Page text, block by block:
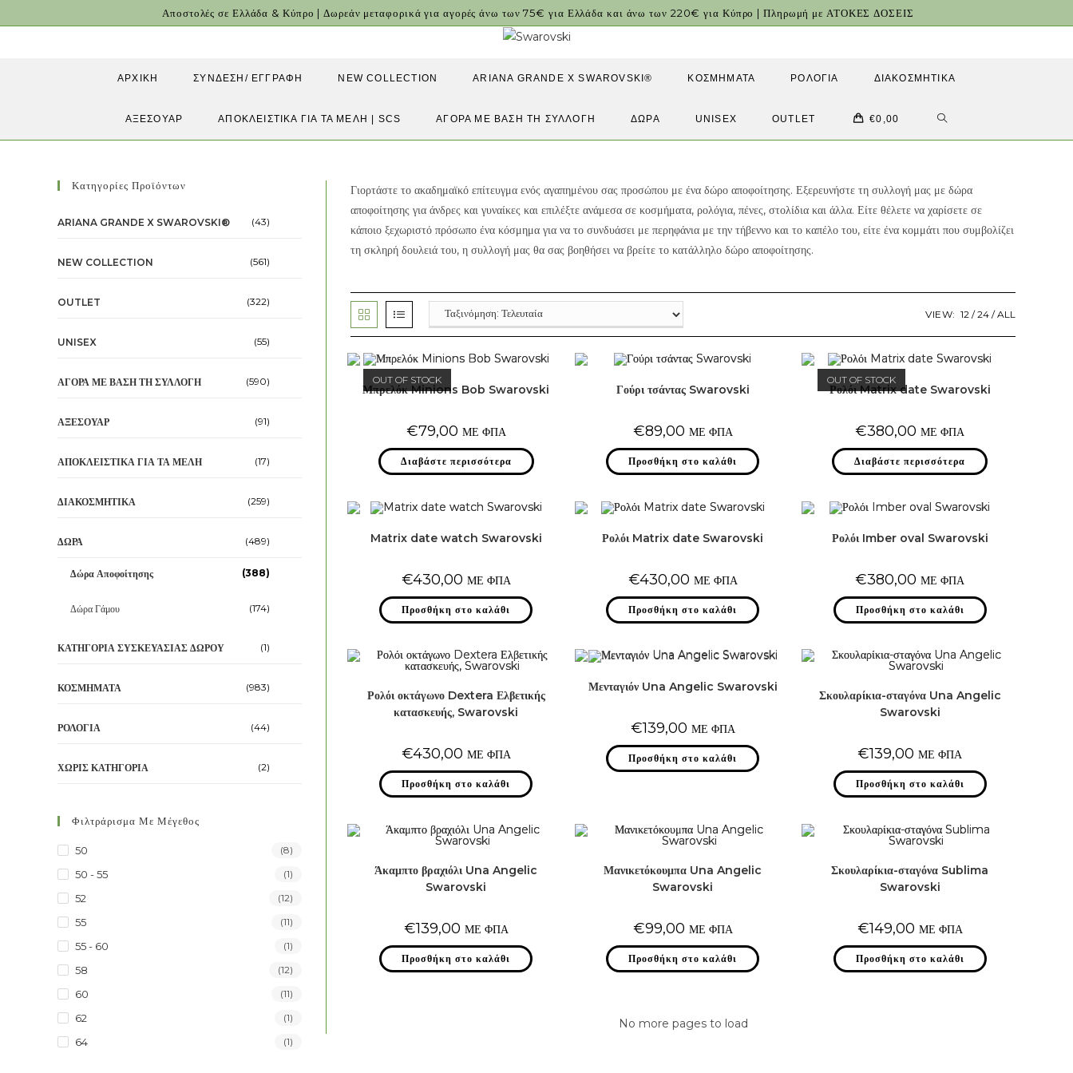
to
Αποστολές σε Ελλάδα & Κύπρο | Δωρεάν μεταφορικά για αγορές άνω των 75€ για Ελλάδα και άνω των 220€ για Κύπρο | Πληρωμή με ΑΤΟΚΕΣ ΔΟΣΕΙΣ
ΑΡΧΙΚΉ ΣΎΝΔΕΣΗ/ ΕΓΓΡΑΦΉ NEW COLLECTION ARIANA GRANDE X SWAROVSKI® ΚΟΣΜΉΜΑΤΑ ΡΟΛΌΓΙΑ ΔΙΑΚΟΣΜΗΤΙΚΆ
ΑΞΕΣΟΥΆΡ ΑΠΟΚΛΕΙΣΤΙΚΑ ΓΙΑ ΤΑ ΜΕΛΗ | SCS ΑΓΟΡΆ ΜΕ ΒΆΣΗ ΤΗ ΣΥΛΛΟΓΉ ΔΏΡΑ UNISEX OUTLET €0,00 TOGGLE
SEARCH
Γιορτάστε το ακαδημαϊκό επίτευγμα ενός αγαπημένου σας προσώπου με ένα δώρο αποφοίτησης. Εξερευνήστε τη συλλογή μας με δώρα
αποφοίτησης για άνδρες και γυναίκες και επιλέξτε ανάμεσα σε κοσμήματα, ρολόγια, πένες, στολίδια και άλλα. Είτε θέλετε να χαρίσετε σε
κάποιο ξεχωριστό πρόσωπο ένα κόσμημα για να το συνδυάσει με περηφάνια με την τήβεννο και το καπέλο του, είτε ένα κομμάτι που συμβολίζει
τη σκληρή δουλειά του, η συλλογή μας θα σας βοηθήσει να βρείτε το κατάλληλο δώρο αποφοίτησης.
VIEW: 12 24 ALL
OUT OF STOCK
Μπρελόκ Minions Bob Swarovski
€79,00 ΜΕ ΦΠΑ
Διαβάστε περισσότερα
Γούρι τσάντας Swarovski
€89,00 ΜΕ ΦΠΑ
Προσθήκη στο καλάθι
OUT OF STOCK
Ρολόι Matrix date Swarovski
€380,00 ΜΕ ΦΠΑ
Διαβάστε περισσότερα
Matrix date watch Swarovski
€430,00 ΜΕ ΦΠΑ
Προσθήκη στο καλάθι
Ρολόι Matrix date Swarovski
€430,00 ΜΕ ΦΠΑ
Προσθήκη στο καλάθι
Ρολόι Imber oval Swarovski
€380,00 ΜΕ ΦΠΑ
Προσθήκη στο καλάθι
Ρολόι οκτάγωνο Dextera Ελβετικής
κατασκευής, Swarovski
€430,00 ΜΕ ΦΠΑ
Προσθήκη στο καλάθι
Μενταγιόν Una Angelic Swarovski
€139,00 ΜΕ ΦΠΑ
Προσθήκη στο καλάθι
Σκουλαρίκια-σταγόνα Una Angelic
Swarovski
€139,00 ΜΕ ΦΠΑ
Προσθήκη στο καλάθι
Άκαμπτο βραχιόλι Una Angelic
Swarovski
€139,00 ΜΕ ΦΠΑ
Προσθήκη στο καλάθι
Μανικετόκουμπα Una Angelic
Swarovski
€99,00 ΜΕ ΦΠΑ
Προσθήκη στο καλάθι
Σκουλαρίκια-σταγόνα Sublima
Swarovski
€149,00 ΜΕ ΦΠΑ
Προσθήκη στο καλάθι
No more pages to load
Κατηγορίες Προϊόντων
ARIANA GRANDE X SWAROVSKI® (43)
NEW COLLECTION (561)
OUTLET (322)
UNISEX (55)
ΑΓΟΡΆ ΜΕ ΒΆΣΗ ΤΗ ΣΥΛΛΟΓΉ (590)
ΑΞΕΣΟΥΆΡ (91)
ΑΠΟΚΛΕΙΣΤΙΚΆ ΓΙΑ ΤΑ ΜΈΛΗ (17)
ΔΙΑΚΟΣΜΗΤΙΚΆ (259)
ΔΏΡΑ (489)
Δώρα Αποφοίτησης (388)
Δώρα Γάμου (174)
ΚΑΤΗΓΟΡΊΑ ΣΥΣΚΕΥΑΣΊΑΣ ΔΏΡΟΥ (1)
ΚΟΣΜΉΜΑΤΑ (983)
ΡΟΛΌΓΙΑ (44)
ΧΩΡΊΣ ΚΑΤΗΓΟΡΊΑ (2)
Φιλτράρισμα Με Μέγεθος
50 (8)
50 - 55 (1)
52 (12)
55 (11)
55 - 60 (1)
58 (12)
60 (11)
62 (1)
64 (1)